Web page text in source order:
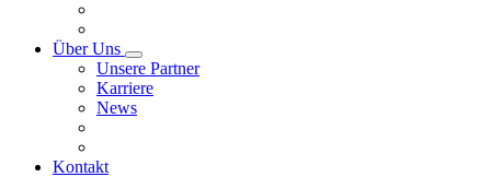
Über Uns
Unsere Partner
Karriere
News
Kontakt